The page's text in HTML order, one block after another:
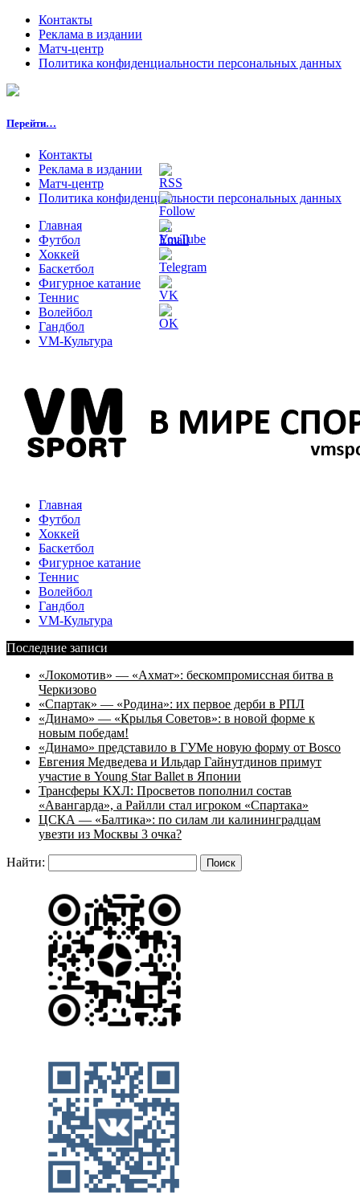
Контакты
Реклама в издании
Матч-центр
Политика конфиденциальности персональных данных
Перейти…
Контакты
Реклама в издании
Матч-центр
Политика конфиденциальности персональных данных
Главная
Футбол
Хоккей
Баскетбол
Фигурное катание
Теннис
Волейбол
Гандбол
VM-Культура
Главная
Футбол
Хоккей
Баскетбол
Фигурное катание
Теннис
Волейбол
Гандбол
VM-Культура
Последние записи
«Локомотив» — «Ахмат»: бескомпромиссная битва в
Черкизово
«Спартак» — «Родина»: их первое дерби в РПЛ
«Динамо» — «Крылья Советов»: в новой форме к
новым победам!
«Динамо» представило в ГУМе новую форму от Bosco
Евгения Медведева и Ильдар Гайнутдинов примут
участие в Young Star Ballet в Японии
Трансферы КХЛ: Просветов пополнил состав
«Авангарда», а Райлли стал игроком «Спартака»
ЦСКА — «Балтика»: по силам ли калининградцам
увезти из Москвы 3 очка?
Найти: